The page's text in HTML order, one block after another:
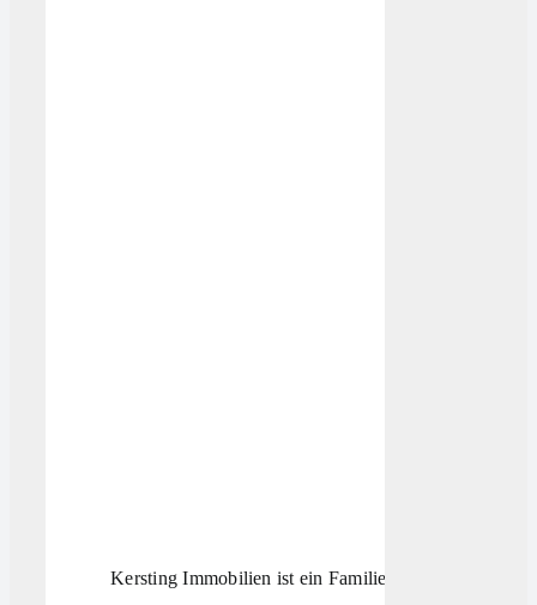
Kersting Immobilien ist ein Familienunternehmen.